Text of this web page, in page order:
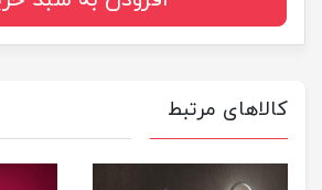
کالاهای مرتبط